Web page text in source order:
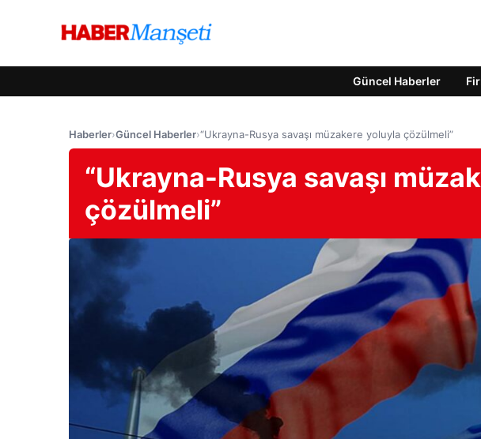
Güncel Haberler
Haberler›Güncel Haberler›“Ukrayna-Rusya savaşı müzakere yoluyla çözülmeli”
“Ukrayna-Rusya savaşı
çözülmeli”